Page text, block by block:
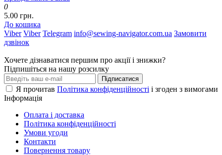
0
5.00 грн.
До кошика
Viber Viber Telegram info@sewing-navigator.com.ua Замовити
дзвінок
Хочете дізнаватися першим про акції і знижки?
Підпишіться на нашу розсилку
Підписатися
Я прочитав Політика конфіденційності і згоден з вимогами
Інформація
Оплата і доставка
Політика конфіденційності
Умови угоди
Контакти
Повернення товару